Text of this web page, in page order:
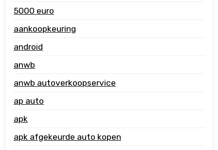
5000 euro
aankoopkeuring
android
anwb
anwb autoverkoopservice
ap auto
apk
apk afgekeurde auto kopen